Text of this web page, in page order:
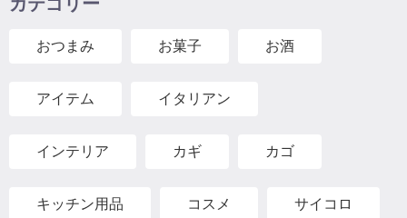
おつまみ お菓子 お酒
アイテム イタリアン
インテリア カギ カゴ
キッチン用品 コスメ サイコロ